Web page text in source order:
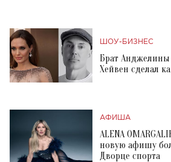
ШОУ-БИЗНЕС
Брат
Хейвен сделал
АФИША
ALENA
новую афишу
Дворце спорта